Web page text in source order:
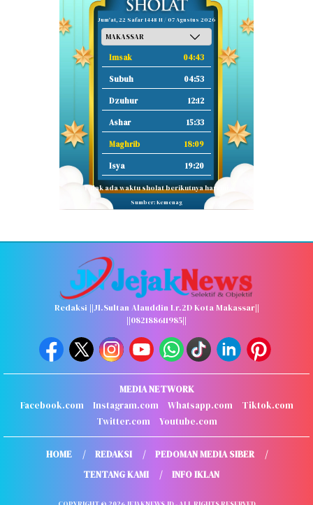
Jum'at, 22 Safar 1448 H / 07 Agustus 2026
Imsak 04:43
Subuh 04:53
Dzuhur 12:12
Ashar 15:33
Maghrib 18:09
Isya 19:20
Tidak ada waktu sholat berikutnya hari ini.
Sumber: Kemenag
Redaksi ||Jl.Sultan Alauddin Lr.2D Kota Makassar||
||082188611985||
MEDIA NETWORK
Facebook.com
Instagram.com Whatsapp.com
Tiktok.com
Twitter.com
Youtube.com
HOME REDAKSI
PEDOMAN MEDIA SIBER
TENTANG KAMI
INFO IKLAN